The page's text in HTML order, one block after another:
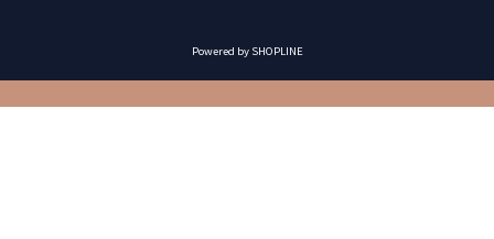
Powered by SHOPLINE